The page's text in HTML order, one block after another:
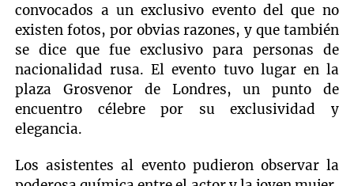
convocados a un exclusivo evento del que no
existen fotos, por obvias razones, y que también
se dice que fue exclusivo para personas de
nacionalidad rusa. El evento tuvo lugar en la
plaza Grosvenor de Londres, un punto de
encuentro célebre por su exclusividad y
elegancia.
Los asistentes al evento pudieron observar la